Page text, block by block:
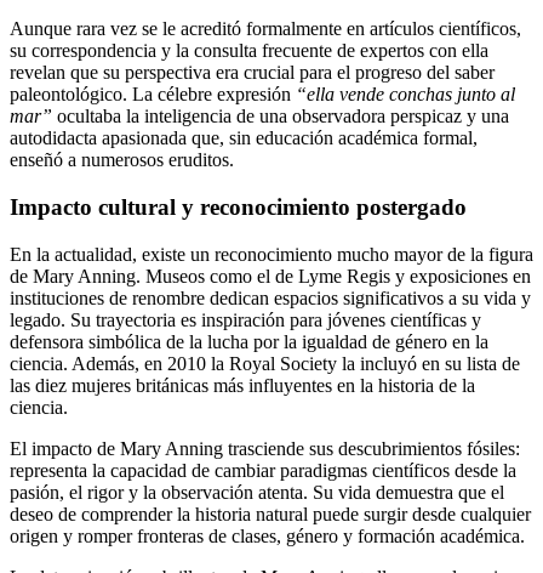
Aunque rara vez se le acreditó formalmente en artículos científicos,
su correspondencia y la consulta frecuente de expertos con ella
revelan que su perspectiva era crucial para el progreso del saber
paleontológico. La célebre expresión “ella vende conchas junto al
mar” ocultaba la inteligencia de una observadora perspicaz y una
autodidacta apasionada que, sin educación académica formal,
enseñó a numerosos eruditos.
Impacto cultural y reconocimiento postergado
En la actualidad, existe un reconocimiento mucho mayor de la figura
de Mary Anning. Museos como el de Lyme Regis y exposiciones en
instituciones de renombre dedican espacios significativos a su vida y
legado. Su trayectoria es inspiración para jóvenes científicas y
defensora simbólica de la lucha por la igualdad de género en la
ciencia. Además, en 2010 la Royal Society la incluyó en su lista de
las diez mujeres británicas más influyentes en la historia de la
ciencia.
El impacto de Mary Anning trasciende sus descubrimientos fósiles:
representa la capacidad de cambiar paradigmas científicos desde la
pasión, el rigor y la observación atenta. Su vida demuestra que el
deseo de comprender la historia natural puede surgir desde cualquier
origen y romper fronteras de clases, género y formación académica.